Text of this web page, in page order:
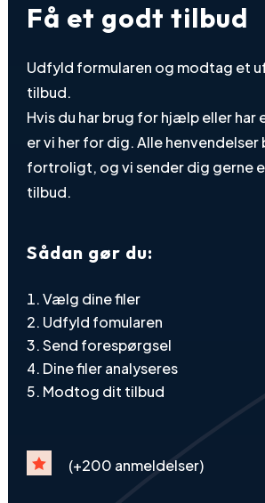
Få et godt tilbud
Udfyld formularen og modtag et
tilbud.
Hvis du har brug for hjælp eller har
er vi her for dig. Alle henvendelser
fortroligt, og vi sender dig gerne
tilbud.
Sådan gør du:
Vælg dine filer
Udfyld fomularen
Send forespørgsel
Dine filer analyseres
Modtog dit tilbud
 (+200 anmeldelser)